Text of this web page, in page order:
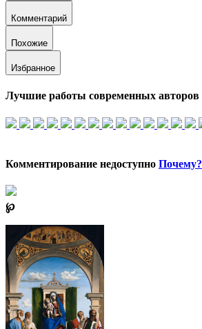
Комментарий
Похожие
Избранное
Лучшие работы современных авторов
Комментирование недоступно Почему?
℘